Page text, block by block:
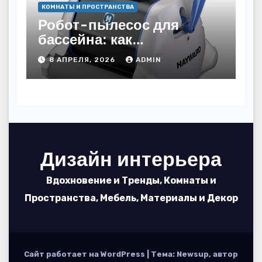
КОМНАТЫ И ПРОСТРАНСТВА
Робот-пылесос для
бассейна: как
пользоваться, чтобы
вода блестела, а
устройство служило 7
8 АПРЕЛЯ, 2026 ADMIN
Дизайн интерьера
Вдохновение и Тренды, Комнаты и
Пространства, Мебель, Материалы и Декор
Сайт работает на WordPress Тема: Newsup, автор